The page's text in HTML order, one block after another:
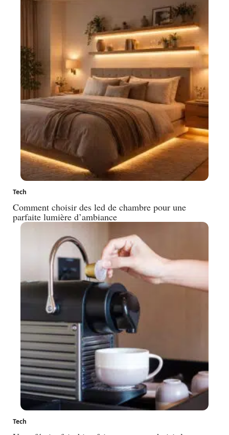
Tech
Comment choisir des led de chambre pour une
parfaite lumière d’ambiance
Tech